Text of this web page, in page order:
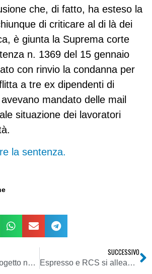
che, di fatto, ha esteso la
di criticare al di là dei
è giunta la Suprema corte
n. 1369 del 15 gennaio
con rinvio la condanna per
a tre ex dipendenti di
avevano mandato delle mail
situazione dei lavoratori
la sentenza.
Cassazione. Il progetto non fa la cessione d’azienda: sulle vendite si paga l’Iva
SUCCESSIVO
Espresso e RCS si alleano per la pubblicità online